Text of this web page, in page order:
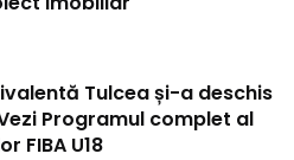
Tulcea și-a deschis
Programul complet al
FIBA U18